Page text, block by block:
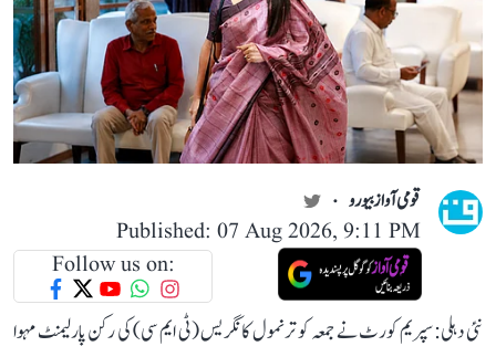
قومی آواز بیورو
Published: 07 Aug 2026, 9:11 PM
Follow us on:
نئی دہلی: سپریم کورٹ نے جمعہ کو ترنمول کانگریس (ٹی ایم سی) کی رکن پارلیمنٹ مہوا